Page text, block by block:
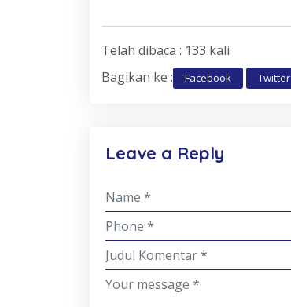
Telah dibaca : 133 kali
Bagikan ke :
Facebook Twitter
Leave a Reply